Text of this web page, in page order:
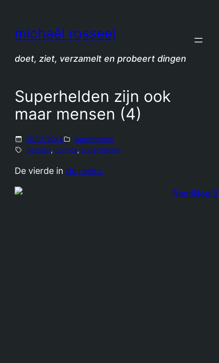
michaël rosseel
doet, ziet, verzamelt en probeert dingen
Superhelden zijn ook
maar mensen (4)
19/01/2014
superhelden
batman, comics, superhelden
De vierde in de reeks.